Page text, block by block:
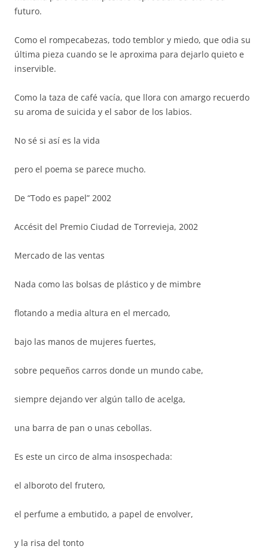
futuro.
Como el rompecabezas, todo temblor y miedo, que odia su
última pieza cuando se le aproxima para dejarlo quieto e
inservible.
Como la taza de café vacía, que llora con amargo recuerdo
su aroma de suicida y el sabor de los labios.
No sé si así es la vida
pero el poema se parece mucho.
De “Todo es papel” 2002
Accésit del Premio Ciudad de Torrevieja, 2002
Mercado de las ventas
Nada como las bolsas de plástico y de mimbre
flotando a media altura en el mercado,
bajo las manos de mujeres fuertes,
sobre pequeños carros donde un mundo cabe,
siempre dejando ver algún tallo de acelga,
una barra de pan o unas cebollas.
Es este un circo de alma insospechada:
el alboroto del frutero,
el perfume a embutido, a papel de envolver,
y la risa del tonto